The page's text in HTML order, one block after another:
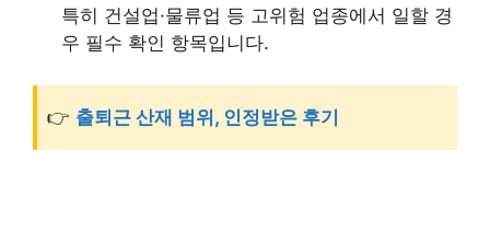
특히 건설업·물류업 등 고위험 업종에서 일할 경
우 필수 확인 항목입니다.
👉 출퇴근 산재 범위, 인정받은 후기